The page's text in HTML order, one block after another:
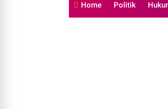
Home Politik